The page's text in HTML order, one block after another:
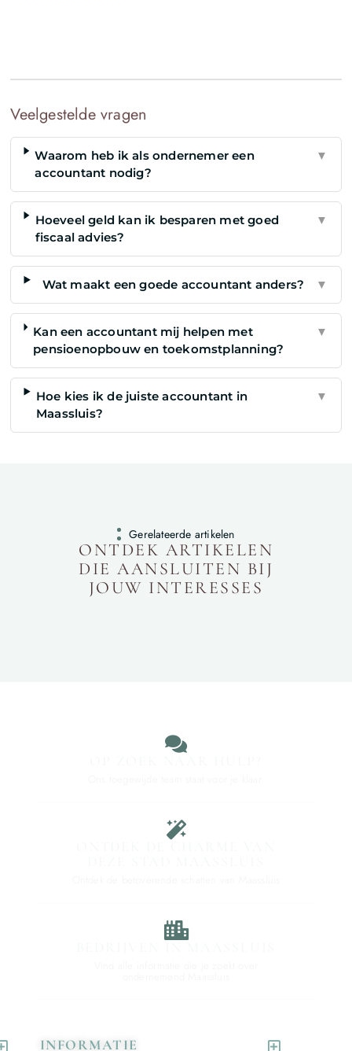
Veelgestelde vragen
Waarom heb ik als ondernemer een
accountant nodig?
▼
Hoeveel geld kan ik besparen met goed
fiscaal advies?
▼
Wat maakt een goede accountant anders? ▼
Kan een accountant mij helpen met
pensioenopbouw en toekomstplanning?
▼
Hoe kies ik de juiste accountant in
Maassluis?
▼
Gerelateerde artikelen
ONTDEK ARTIKELEN
DIE AANSLUITEN BIJ
JOUW INTERESSES
INFORMATIE